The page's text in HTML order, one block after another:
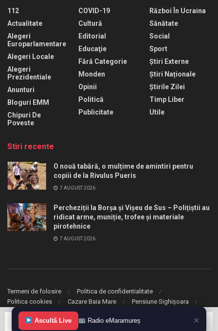
112
Actualitate
Alegeri
Europarlamentare
Alegeri Locale
Alegeri
Prezidentiale
Anunturi
Bloguri EMM
Chipuri De
Poveste
COVID-19
Cultură
Editorial
Educaţie
Fără Categorie
Monden
Opinii
Politică
Publicitate
Război În Ucraina
Sănătate
Social
Sport
Știri Externe
Știri Naționale
Știrile Zilei
Timp Liber
Utile
Stiri recente
O nouă tabără, o mulțime de amintiri pentru
copiii de la Rivulus Pueris
7 AUGUST 2026
Percheziții la Borșa și Vișeu de Sus – Polițiștii au
ridicat arme, muniție, trofee și materiale
pirotehnice
7 AUGUST 2026
Termeni de folosire
Politica de confidentialitate
Politica cookies
Cazare Baia Mare Pensiune Sighișoara
© 2020 eMaramures. Toate drepturile rezervate.
Ascultă Live Radio eMaramureș ✕